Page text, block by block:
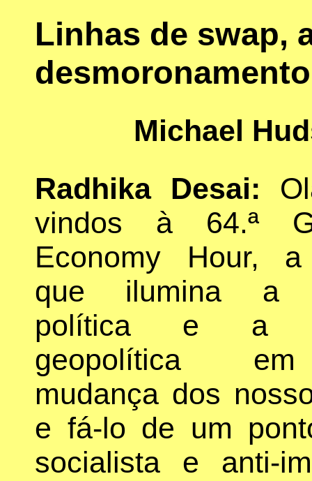
Linhas de swap,
Michael
Radhika Desai:
vindos à 64.ª
Economy Hour, a
que ilumina a
política e a
geopolítica
mudança dos
e fá-lo de um
socialista e anti-